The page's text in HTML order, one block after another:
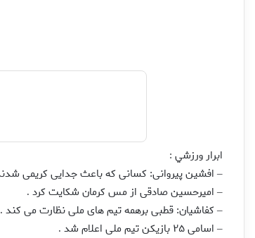
ابرار ورزشي :
– افشين پيروانى: كسانى كه باعث جدايى كريمى
– اميرحسين صادقى از مس كرمان شكايت كرد .
– كفاشيان: قطبى برهمه تيم هاى ملى نظارت مى كند .
– اسامى ۲۵ بازيكن تيم ملى اعلام شد
.